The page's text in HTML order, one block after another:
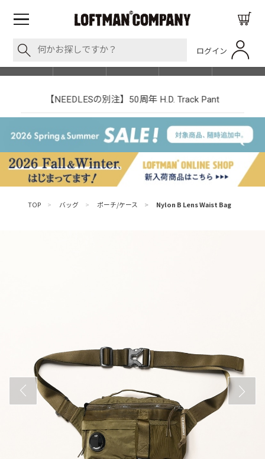
ログイン
SHOP LIST
【NEEDLESの別注】50周年 H.D. Track Pant
TOP > バッグ > ポーチ/ケース > Nylon B Lens Waist Bag